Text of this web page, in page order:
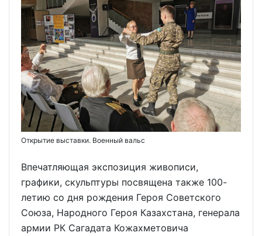
Открытие выставки. Военный вальс
Впечатляющая экспозиция живописи,
графики, скульптуры посвящена также 100-
летию со дня рождения Героя Советского
Союза, Народного Героя Казахстана, генерала
армии РК Сагадата Кожахметовича